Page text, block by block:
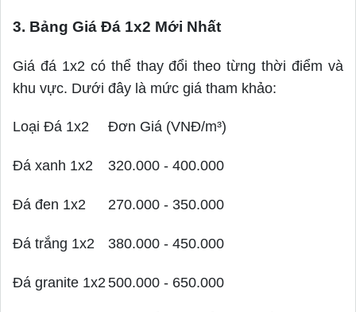
3. Bảng Giá Đá 1x2 Mới Nhất
Giá đá 1x2 có thể thay đổi theo từng thời điểm và
khu vực. Dưới đây là mức giá tham khảo:
Loại Đá 1x2 Đơn Giá (VNĐ/m³)
Đá xanh 1x2 320.000 - 400.000
Đá đen 1x2 270.000 - 350.000
Đá trắng 1x2 380.000 - 450.000
Đá granite 1x2 500.000 - 650.000